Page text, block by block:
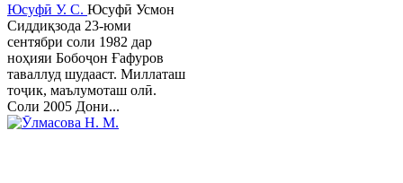
Юсуфӣ У. C. Юсуфӣ Усмон
Сиддиқзода 23-юми
сентябри соли 1982 дар
ноҳияи Бобоҷон Ғафуров
таваллуд шудааст. Миллаташ
тоҷик, маълумоташ олӣ.
Соли 2005 Дони...